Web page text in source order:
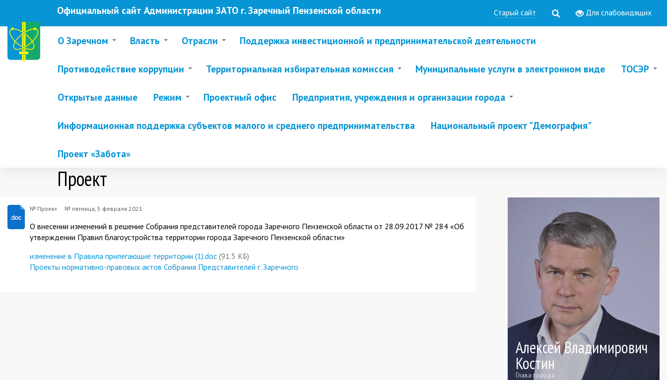
основному
содержанию
Официальный сайт Администрации ЗАТО г. Заречный Пензенской области Старый сайт Для слабовидящих
О Заречном Власть Отрасли Поддержка инвестиционной и предпринимательской деятельности
Противодействие коррупции Территориальная избирательная комиссия Муниципальные услуги в электронном виде ТОСЭР
Открытые данные Режим Проектный офис Предприятия, учреждения и организации города
Информационная поддержка субъектов малого и среднего предпринимательства Национальный проект "Демография"
Проект «Забота»
Проект
№ Проект № пятница, 5 февраля 2021
О внесении изменений в решение Собрания представителей города Заречного Пензенской области от 28.09.2017 № 284 «Об
утверждении Правил благоустройства территории города Заречного Пензенской области»
изменение в Правила прилегающие территории (1).doc (91.5 КБ)
Проекты нормативно-правовых актов Собрания Представителей г. Заречного
Алексей Владимирович
Костин
Глава города